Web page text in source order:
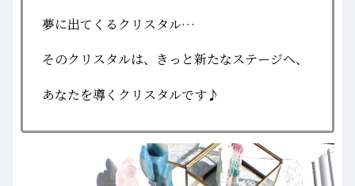
夢に出てくるクリスタル…
そのクリスタルは、きっと新たなステージへ、
あなたを導くクリスタルです♪